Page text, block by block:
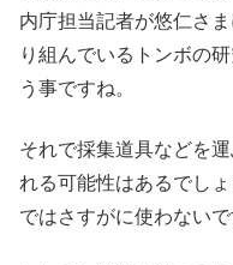
内庁担当記者が悠仁さ
り組んでいるトンボの
う事ですね。
それで採集道具などを
れる可能性はあるでし
ではさすがに使わないで